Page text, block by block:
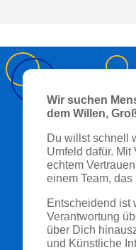
Wir suchen
dem Willen,
Du willst schnell
Umfeld dafür. Mit
echtem
einem Team,
Entscheidend ist
Verantwortung
über Dich
und Künstliche